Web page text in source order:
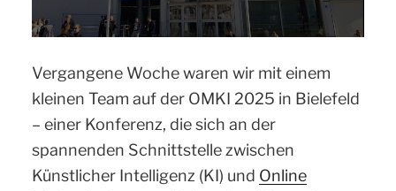
Vergangene Woche waren wir mit einem
kleinen Team auf der OMKI 2025 in Bielefeld
– einer Konferenz, die sich an der
spannenden Schnittstelle zwischen
Künstlicher Intelligenz (KI) und Online